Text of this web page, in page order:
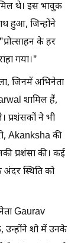
थे। इस भावुक
हुआ, जिन्होंने
के हर
गया।"
जिनमें अभिनेता
शामिल हैं,
प्रशंसकों ने भी
Akanksha की
प्रशंसा की। कई
स्थिति को
Gaurav
उन्होंने शो में उनके